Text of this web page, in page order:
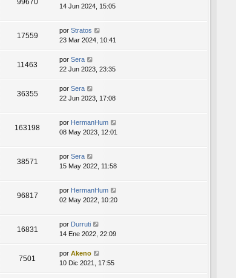
99670
14 Jun 2024, 15:05
17559
por Stratos
23 Mar 2024, 10:41
11463
por Sera
22 Jun 2023, 23:35
36355
por Sera
22 Jun 2023, 17:08
163198
por HermanHum
08 May 2023, 12:01
38571
por Sera
15 May 2022, 11:58
96817
por HermanHum
02 May 2022, 10:20
16831
por Durruti
14 Ene 2022, 22:09
7501
por Akeno
10 Dic 2021, 17:55